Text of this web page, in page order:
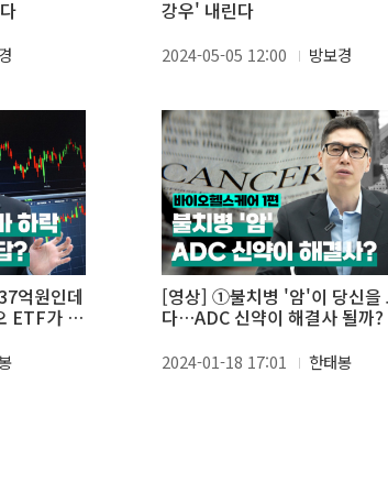
강우' 내린다
2024-05-05 12:00 방보경
억원인데
ETF가 정
[영상] ①불치병 '암'이 당신을
다…ADC 신약이 해결사 될까?
2024-01-18 17:01 한태봉